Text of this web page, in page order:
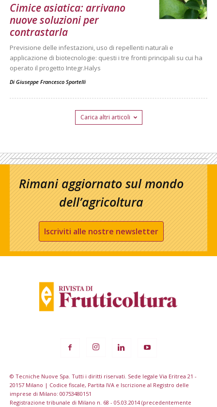
Cimice asiatica: arrivano
nuove soluzioni per
contrastarla
Previsione delle infestazioni, uso di repellenti naturali e
applicazione di biotecnologie: questi i tre fronti principali su cui ha
operato il progetto Integr.Halys
Di Giuseppe Francesco Sportelli
Carica altri articoli
Rimani aggiornato sul mondo
dell’agricoltura
Iscriviti alle nostre newsletter
© Tecniche Nuove Spa. Tutti i diritti riservati. Sede legale Via Eritrea 21 -
20157 Milano | Codice fiscale, Partita IVA e Iscrizione al Registro delle
imprese di Milano: 00753480151
Registrazione tribunale di Milano n. 68 - 05.03.2014 (precedentemente